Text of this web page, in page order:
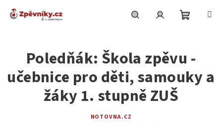
košík
Poledňák: Škola zpěvu -
učebnice pro děti, samouky a
žáky 1. stupně ZUŠ
NOTOVNA.CZ